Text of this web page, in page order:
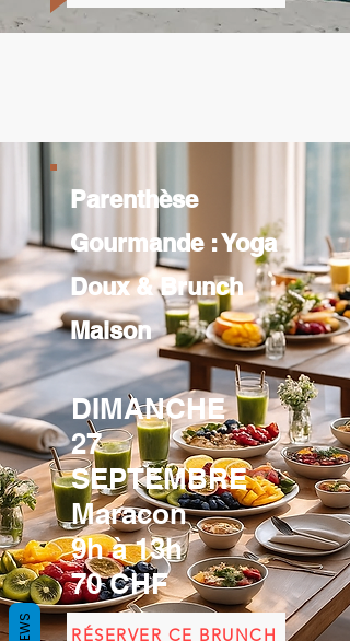
Parenthèse
Gourmande : Yoga
Doux & Brunch
Maison
DIMANCHE
27
SEPTEMBRE
Maracon
9h à 13h
70 CHF
RÉSERVER CE BRUNCH